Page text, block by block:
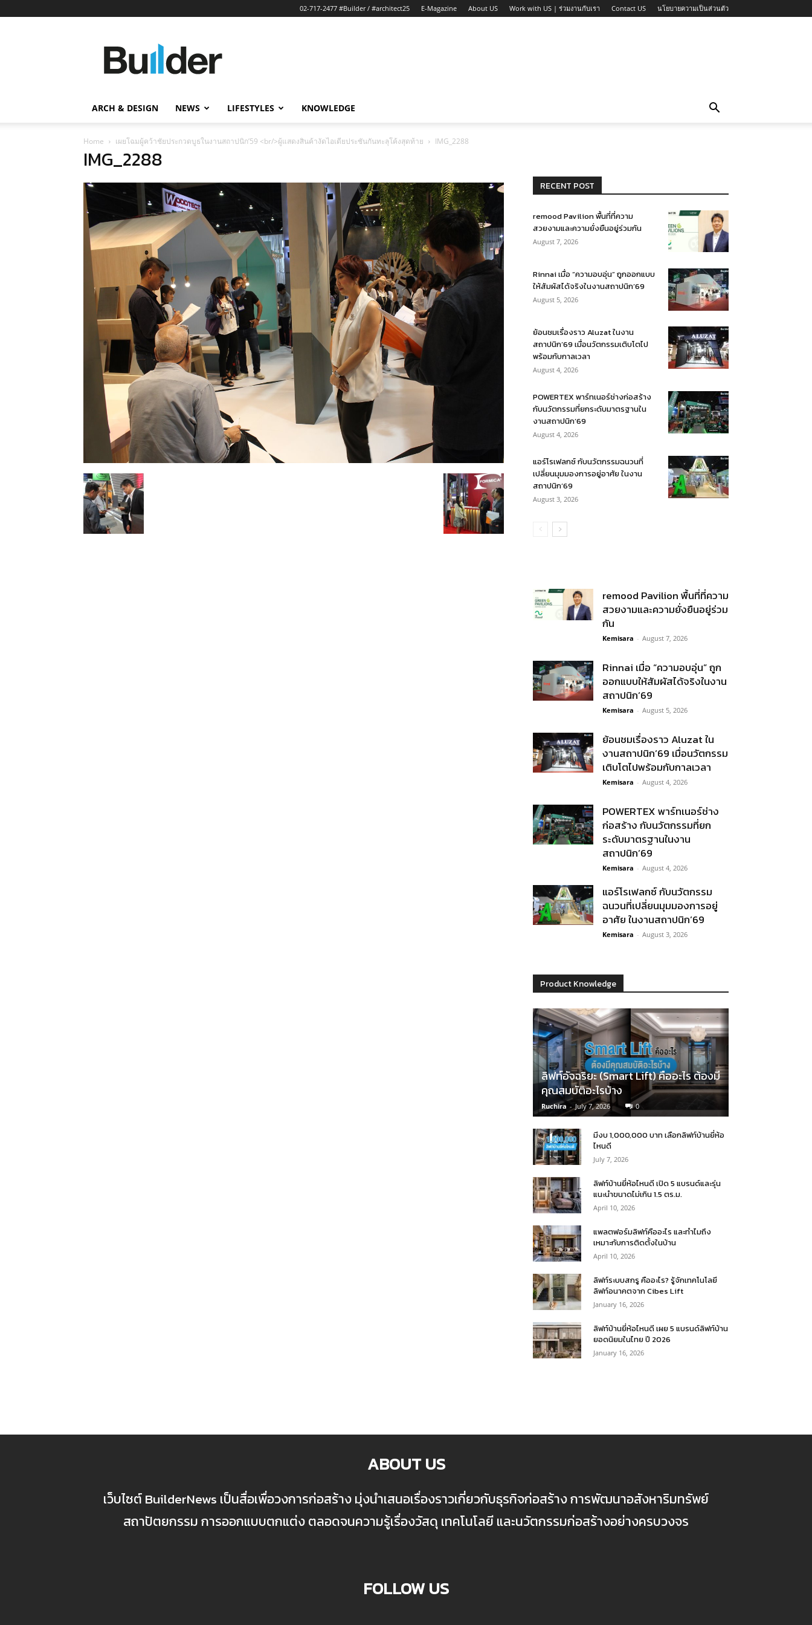
02-717-2477 #Builder / #architect25 E-Magazine About US Work with US | ร่วมงานกับเรา Contact US นโยบายความเป็นส่วนตัว
ข่าว
ก่อสร้าง
ARCH & DESIGN NEWS LIFESTYLES KNOWLEDGE
Home เผยโฉมผู้คว้าชัยประกวดบูธในงานสถาปนิก’59 <br/>ผู้แสดงสินค้างัดไอเดียประชันกันทะลุโค้งสุดท้าย IMG_2288
IMG_2288
RECENT POST
remood Pavilion พื้นที่ที่ความ
สวยงามและความยั่งยืนอยู่ร่วมกัน
August 7, 2026
Rinnai เมื่อ “ความอบอุ่น” ถูกออกแบบ
ให้สัมผัสได้จริงในงานสถาปนิก’69
August 5, 2026
ย้อนชมเรื่องราว Aluzat ในงาน
สถาปนิก’69 เมื่อนวัตกรรมเติบโตไป
พร้อมกับกาลเวลา
August 4, 2026
POWERTEX พาร์ทเนอร์ช่างก่อสร้าง
กับนวัตกรรมที่ยกระดับมาตรฐานใน
งานสถาปนิก’69
August 4, 2026
แอร์โรเฟลกซ์ กับนวัตกรรมฉนวนที่
เปลี่ยนมุมมองการอยู่อาศัย ในงาน
สถาปนิก’69
August 3, 2026
remood Pavilion พื้นที่ที่ความ
สวยงามและความยั่งยืนอยู่ร่วม
กัน
Kemisara - August 7, 2026
Rinnai เมื่อ “ความอบอุ่น” ถูก
ออกแบบให้สัมผัสได้จริงในงาน
สถาปนิก’69
Kemisara - August 5, 2026
ย้อนชมเรื่องราว Aluzat ใน
งานสถาปนิก’69 เมื่อนวัตกรรม
เติบโตไปพร้อมกับกาลเวลา
Kemisara - August 4, 2026
POWERTEX พาร์ทเนอร์ช่าง
ก่อสร้าง กับนวัตกรรมที่ยก
ระดับมาตรฐานในงาน
สถาปนิก’69
Kemisara - August 4, 2026
แอร์โรเฟลกซ์ กับนวัตกรรม
ฉนวนที่เปลี่ยนมุมมองการอยู่
อาศัย ในงานสถาปนิก’69
Kemisara - August 3, 2026
Product Knowledge
ลิฟท์อัจฉริยะ (Smart Lift) คืออะไร ต้องมี
คุณสมบัติอะไรบ้าง
Ruchira - July 7, 2026 0
มีงบ 1,000,000 บาท เลือกลิฟท์บ้านยี่ห้อ
ไหนดี
July 7, 2026
ลิฟท์บ้านยี่ห้อไหนดี เปิด 5 แบรนด์และรุ่น
แนะนำขนาดไม่เกิน 1.5 ตร.ม.
April 10, 2026
แพลตฟอร์มลิฟท์คืออะไร และทำไมถึง
เหมาะกับการติดตั้งในบ้าน
April 10, 2026
ลิฟท์ระบบสกรู คืออะไร? รู้จักเทคโนโลยี
ลิฟท์อนาคตจาก Cibes Lift
January 16, 2026
ลิฟท์บ้านยี่ห้อไหนดี เผย 5 แบรนด์ลิฟท์บ้าน
ยอดนิยมในไทย ปี 2026
January 16, 2026
ABOUT US
เว็บไซต์ BuilderNews เป็นสื่อเพื่อวงการก่อสร้าง มุ่งนำเสนอเรื่องราวเกี่ยวกับธุรกิจก่อสร้าง การพัฒนาอสังหาริมทรัพย์
สถาปัตยกรรม การออกแบบตกแต่ง ตลอดจนความรู้เรื่องวัสดุ เทคโนโลยี และนวัตกรรมก่อสร้างอย่างครบวงจร
FOLLOW US